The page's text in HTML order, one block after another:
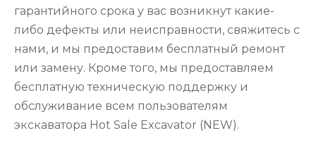
гарантийного срока у вас возникнут какие-
либо дефекты или неисправности, свяжитесь с
нами, и мы предоставим бесплатный ремонт
или замену. Кроме того, мы предоставляем
бесплатную техническую поддержку и
обслуживание всем пользователям
экскаватора Hot Sale Excavator (NEW).